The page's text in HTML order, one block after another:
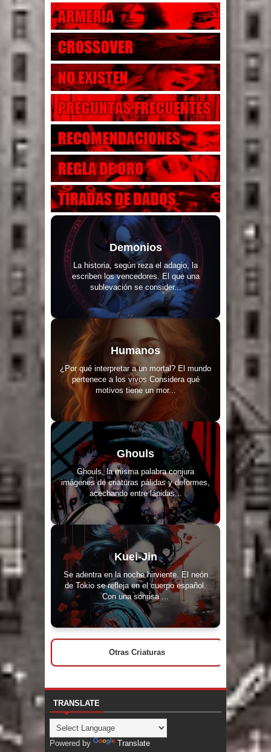
Demonios
La historia, según reza el adagio, la
escriben los vencedores. El que una
sublevación se consider...
Humanos
¿Por qué interpretar a un mortal? El mundo
pertenece a los vivos Considera qué
motivos tiene un mor...
Ghouls
Ghouls, la misma palabra conjura
imágenes de criaturas pálidas y deformes,
acechando entre lápidas...
Kuei-Jin
Se adentra en la noche hirviente. El neón
de Tokio se refleja en el cuerpo español.
Con una sonrisa ...
Otras Criaturas
TRANSLATE
Powered by Translate